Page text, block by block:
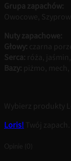
Grupa zapachów:
Owocowe,
Nuty zapachowe:
Głowy: czarna
Serca: róża,
Bazy: piżmo,
Wybierz produkty
Loris! Twój zapach.
Opinie (0)